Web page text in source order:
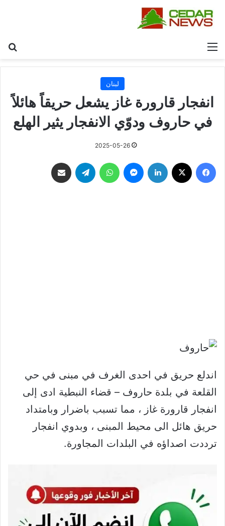
القائمة
لبنان
انفجار قارورة غاز يشعل حريقاً هائلاً
في حاروف ودوّي الانفجار يثير الهلع
2025-05-26
فيسبوك لينكدإن ماسنجر واتساب تيلقرام
اندلع حريق في احدى الغرف في مبنى في حي
القلعة في بلدة حاروف – قضاء النبطية ادى إلى
انفجار قارورة غاز ، مما تسبب باضرار وبامتداد
حريق هائل الى محيط المبنى ، وبدوي انفجار
ترددت اصداؤه في البلدات المجاورة.